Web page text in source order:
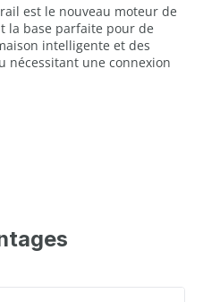
est le nouveau moteur de
la base parfaite pour de
intelligente et des
nécessitant une connexion